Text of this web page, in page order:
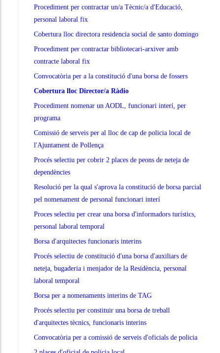
Procediment per contractar un/a Tècnic/a d'Educació,
personal laboral fix
Cobertura lloc directora residencia social de santo domingo
Procediment per contractar bibliotecari-arxiver amb
contracte laboral fix
Convocatòria per a la constitució d'una borsa de fossers
Cobertura lloc Director/a Ràdio
Procediment nomenar un AODL, funcionari interí, per
programa
Comissió de serveis per al lloc de cap de policia local de
l'Ajuntament de Pollença
Procés selectiu per cobrir 2 places de peons de neteja de
dependències
Resolució per la qual s'aprova la constitució de borsa parcial
pel nomenament de personal funcionari interí
Proces selectiu per crear una borsa d'informadors turístics,
personal laboral temporal
Borsa d'arquitectes funcionaris interins
Procés selectiu de constitució d'una borsa d'auxiliars de
neteja, bugaderia i menjador de la Residència, personal
laboral temporal
Borsa per a nomenaments interins de TAG
Procés selectiu per constituir una borsa de treball
d'arquitectes tècnics, funcionaris interins
Convocatòria per a comissió de serveis d'oficials de policia